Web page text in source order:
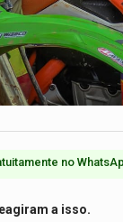
no
a isso.